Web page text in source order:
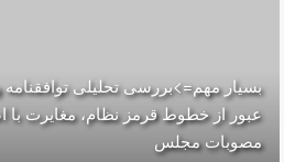
بسیار مهم=>بررسی تحلیلی
عبور از خطوط قرمز نظام، مغایرت
مصوبات مجلس